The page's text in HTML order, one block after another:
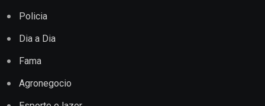
Policia
Dia a Dia
Fama
Agronegocio